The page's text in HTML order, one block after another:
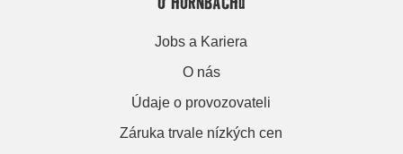
Jobs a Kariera
O nás
Údaje o provozovateli
Záruka trvale nízkých cen